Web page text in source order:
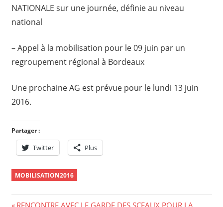
NATIONALE sur une journée, définie au niveau
national
– Appel à la mobilisation pour le 09 juin par un
regroupement régional à Bordeaux
Une prochaine AG est prévue pour le lundi 13 juin
2016.
Partager :
Twitter Plus
MOBILISATION2016
Previous